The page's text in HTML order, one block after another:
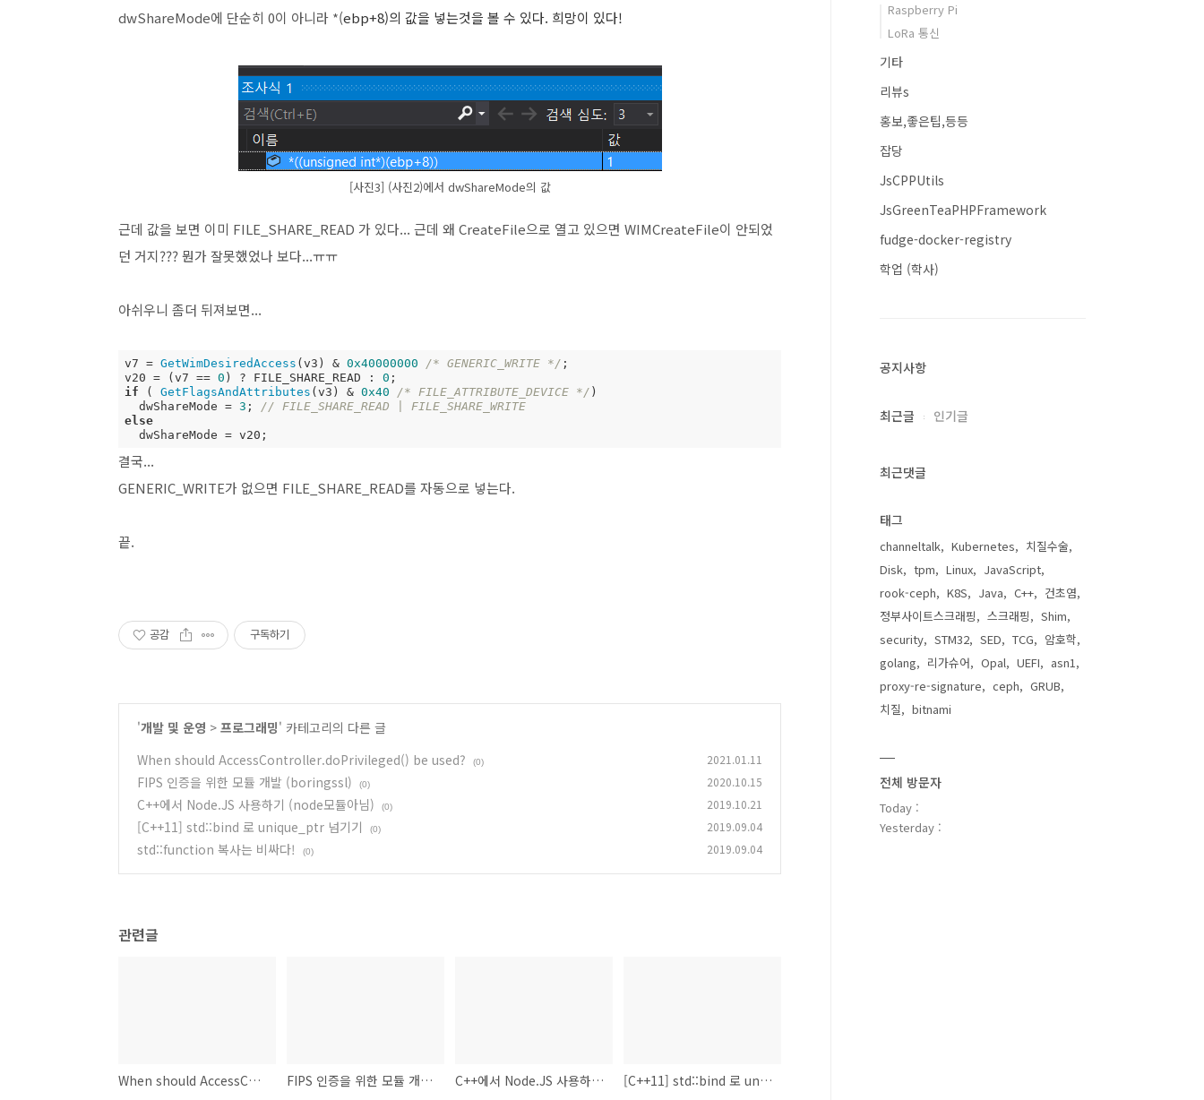
dwShareMode에 단순히 0이 아니라 *(ebp+8)의 값을 넣는것을 볼 수 있다. 희망이 있다!
[사진3] (사진2)에서 dwShareMode의 값
근데 값을 보면 이미 FILE_SHARE_READ 가 있다... 근데 왜 CreateFile으로 열고 있으면 WIMCreateFile이 안되었
던 거지??? 뭔가 잘못했었나 보다...ㅠㅠ
아쉬우니 좀더 뒤져보면...
v7 = GetWimDesiredAccess (v3) & 0x40000000 /* GENERIC_WRITE */ ;
v20 = (v7 == 0 ) ? FILE_SHARE_READ : 0
if ( GetFlagsAndAttributes (v3) & 0x40 /* FILE_ATTRIBUTE_DEVICE */ )
  dwShareMode =
3 ;
// FILE_SHARE_READ | FILE_SHARE_WRITE
else
  dwShareMode = v20;
결국...
GENERIC_WRITE가 없으면 FILE_SHARE_READ를 자동으로 넣는다.
끝.
공감 구독하기
'개발 및 운영 > 프로그래밍' 카테고리의 다른 글
When should AccessController.doPrivileged() be used?
(0) 2021.01.11
FIPS 인증을 위한 모듈 개발 (boringssl) (0) 2020.10.15
C++에서 Node.JS 사용하기 (node모듈아님) (0) 2019.10.21
[C++11] std::bind 로 unique_ptr 넘기기 (0) 2019.09.04
std::function 복사는 비싸다! (0) 2019.09.04
관련글
When should AccessController.doPrivileged() be used? FIPS 인증을 위한 모듈 개발 (boringssl) C++에서 Node.JS 사용하기 (node모듈아님) [C++11] std::bind 로 unique_ptr 넘기기
Raspberry Pi
LoRa 통신
기타
리뷰s
홍보,좋은팁,등등
잡당
JsCPPUtils
JsGreenTeaPHPFramework
fudge-docker-registry
학업 (학사)
공지사항
최근글 인기글
최근댓글
태그
channeltalk Kubernetes
치질수술
Disk
tpm Linux
JavaScript
rook-ceph
K8S Java C++
건초염
정부사이트스크래핑
스크래핑
Shim
security
STM32 SED TCG
암호학
golang
리가슈어 Opal UEFI
asn1
proxy-re-signature
ceph
GRUB
치질
bitnami
전체 방문자
Today :
Yesterday :